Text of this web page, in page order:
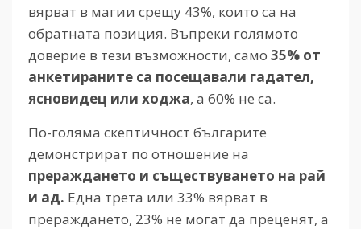
вярват в магии срещу 43%, които са на
обратната позиция. Въпреки голямото
доверие в тези възможности, само 35% от
анкетираните са посещавали гадател,
ясновидец или ходжа, а 60% не са.
По-голяма скептичност българите
демонстрират по отношение на
прераждането и съществуването на рай
и ад. Една трета или 33% вярват в
прераждането, 23% не могат да преценят, а